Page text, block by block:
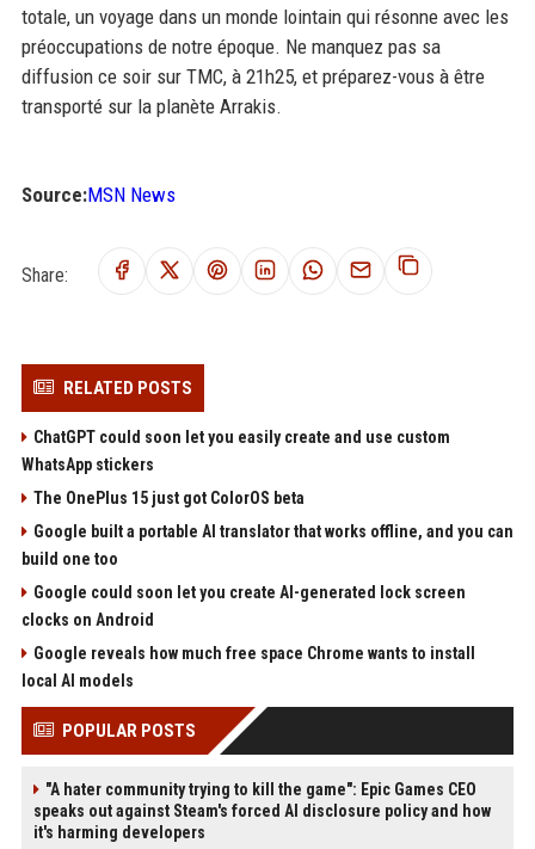
totale, un voyage dans un monde lointain qui résonne avec les
préoccupations de notre époque. Ne manquez pas sa
diffusion ce soir sur TMC, à 21h25, et préparez-vous à être
transporté sur la planète Arrakis.
Source:MSN News
Share:
RELATED POSTS
ChatGPT could soon let you easily create and use custom
WhatsApp stickers
The OnePlus 15 just got ColorOS beta
Google built a portable AI translator that works offline, and you can
build one too
Google could soon let you create AI-generated lock screen
clocks on Android
Google reveals how much free space Chrome wants to install
local AI models
POPULAR POSTS
"A hater community trying to kill the game": Epic Games CEO
speaks out against Steam's forced AI disclosure policy and how
it's harming developers